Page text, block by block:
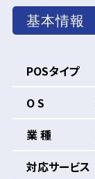
基本情報
POSタイプ
対応サービス
O S
業 種